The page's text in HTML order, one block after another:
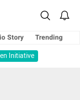
Story
Trending
Initiative